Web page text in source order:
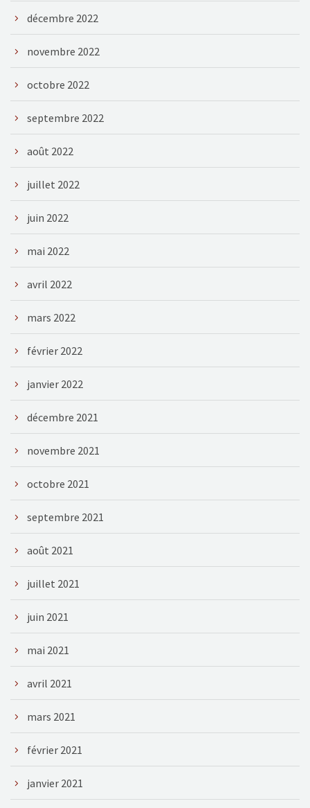
décembre 2022
novembre 2022
octobre 2022
septembre 2022
août 2022
juillet 2022
juin 2022
mai 2022
avril 2022
mars 2022
février 2022
janvier 2022
décembre 2021
novembre 2021
octobre 2021
septembre 2021
août 2021
juillet 2021
juin 2021
mai 2021
avril 2021
mars 2021
février 2021
janvier 2021